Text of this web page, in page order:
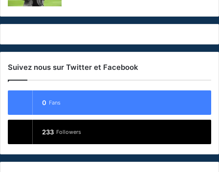
Suivez nous sur Twitter et Facebook
0 Fans
233 Followers